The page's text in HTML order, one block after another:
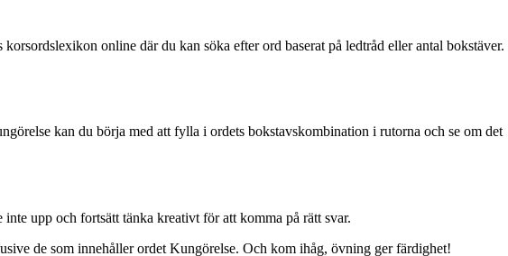
online där du kan söka efter ord baserat på ledtråd eller antal bokstäver.
kan du börja med att fylla i ordets bokstavskombination i rutorna och se om det
upp och fortsätt tänka kreativt för att komma på rätt svar.
de som innehåller ordet Kungörelse. Och kom ihåg, övning ger färdighet!